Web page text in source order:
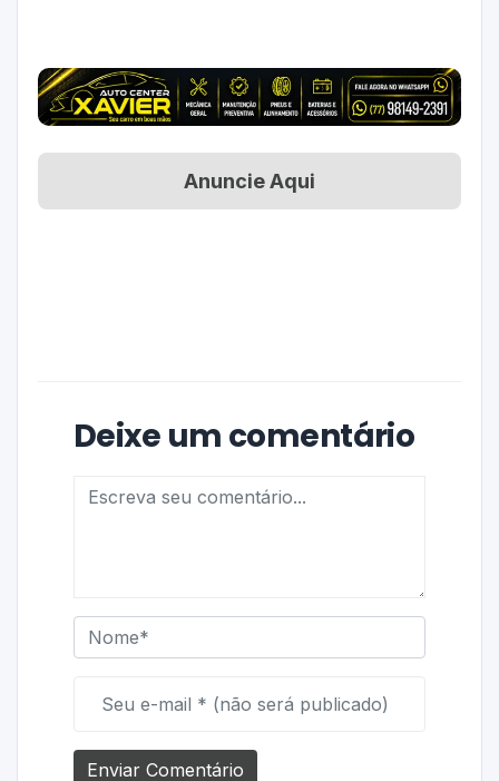
Anuncie Aqui
Deixe um comentário